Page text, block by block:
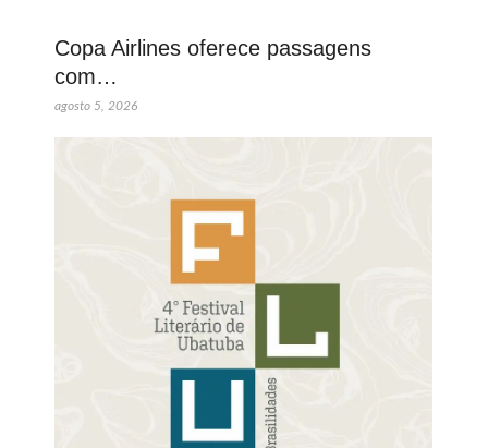
Copa Airlines oferece passagens
com…
agosto 5, 2026